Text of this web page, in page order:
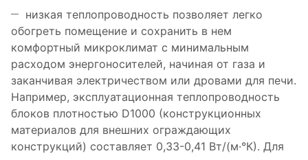
низкая теплопроводность позволяет легко
обогреть помещение и сохранить в нем
комфортный микроклимат с минимальным
расходом энергоносителей, начиная от газа и
заканчивая электричеством или дровами для печи.
Например, эксплуатационная теплопроводность
блоков плотностью D1000 (конструкционных
материалов для внешних ограждающих
конструкций) составляет 0,33-0,41 Вт/(м·°К). Для